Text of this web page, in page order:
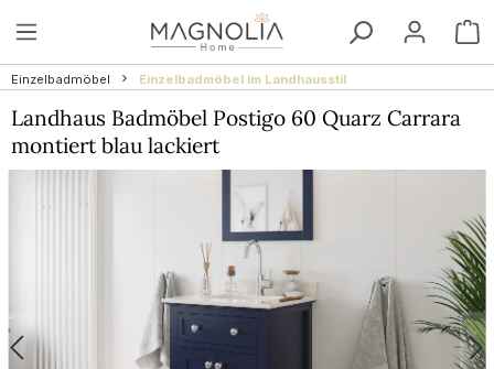
Zum Hauptinhalt springen
Einzelbadmöbel Einzelbadmöbel im Landhausstil
Landhaus Badmöbel Postigo 60 Quarz Carrara
montiert blau lackiert